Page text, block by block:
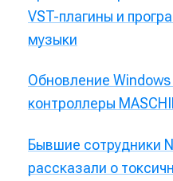
VST-плагины и
музыки
Обновление
контроллеры
Бывшие сотрудники
рассказали о